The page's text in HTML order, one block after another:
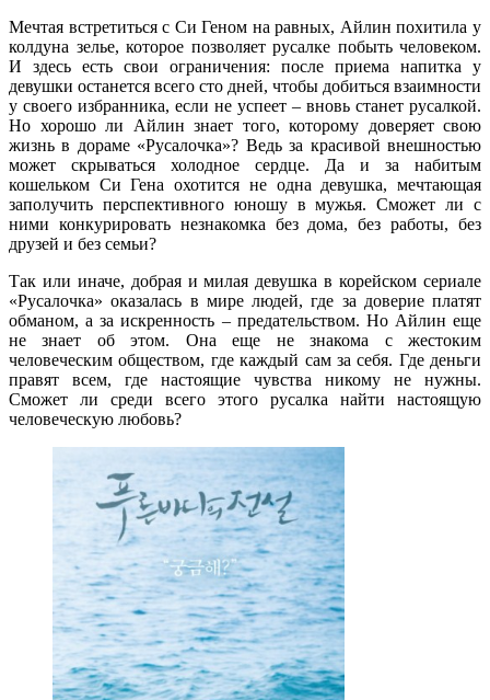
Мечтая встретиться с Си Геном на равных, Айлин похитила у
колдуна зелье, которое позволяет русалке побыть человеком.
И здесь есть свои ограничения: после приема напитка у
девушки останется всего сто дней, чтобы добиться взаимности
у своего избранника, если не успеет – вновь станет русалкой.
Но хорошо ли Айлин знает того, которому доверяет свою
жизнь в дораме «Русалочка»? Ведь за красивой внешностью
может скрываться холодное сердце. Да и за набитым
кошельком Си Гена охотится не одна девушка, мечтающая
заполучить перспективного юношу в мужья. Сможет ли с
ними конкурировать незнакомка без дома, без работы, без
друзей и без семьи?
Так или иначе, добрая и милая девушка в корейском сериале
«Русалочка» оказалась в мире людей, где за доверие платят
обманом, а за искренность – предательством. Но Айлин еще
не знает об этом. Она еще не знакома с жестоким
человеческим обществом, где каждый сам за себя. Где деньги
правят всем, где настоящие чувства никому не нужны.
Сможет ли среди всего этого русалка найти настоящую
человеческую любовь?